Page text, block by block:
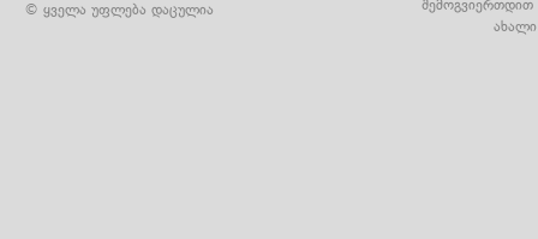
© ყველა უფლება დაცულია
შემოგვიერთდით
ახალი